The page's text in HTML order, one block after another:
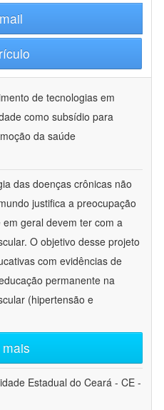
de tecnologias em
como subsídio para
da saúde
das doenças crônicas não
justifica a preocupação
geral devem ter com a
O objetivo desse projeto
com evidências de
permanente na
(hipertensão e
Estadual do Ceará - CE -